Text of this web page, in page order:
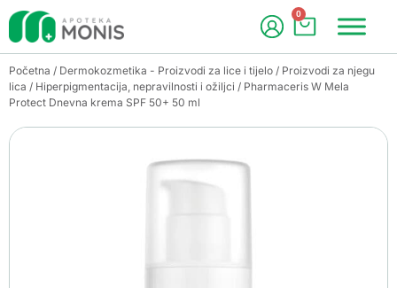
0
Početna / Dermokozmetika - Proizvodi za lice i tijelo / Proizvodi za njegu
lica / Hiperpigmentacija, nepravilnosti i ožiljci / Pharmaceris W Mela
Protect Dnevna krema SPF 50+ 50 ml